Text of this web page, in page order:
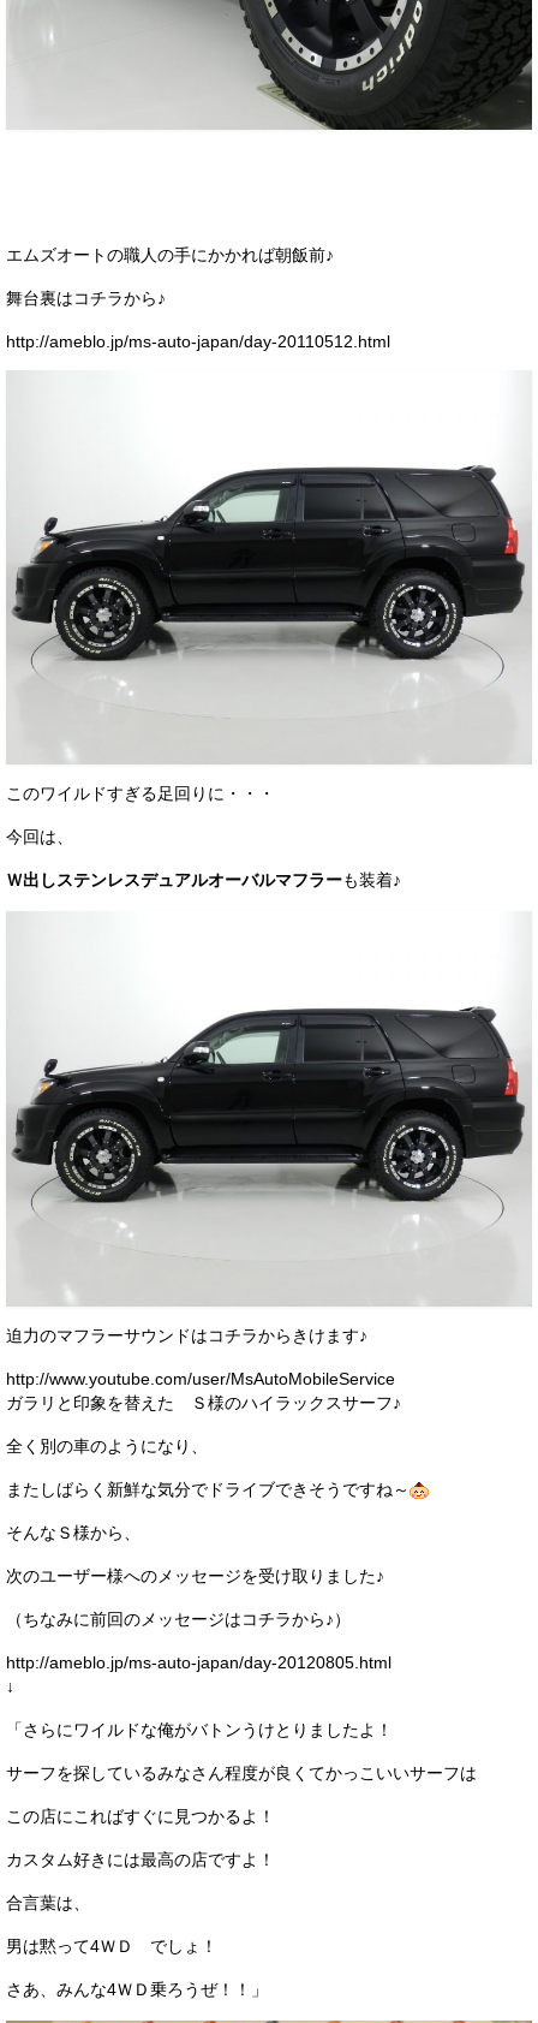
エムズオートの職人の手にかかれば朝飯前♪
舞台裏はコチラから♪
http://ameblo.jp/ms-auto-japan/day-20110512.html
このワイルドすぎる足回りに・・・
今回は、
Ｗ出しステンレスデュアルオーバルマフラーも装着♪
迫力のマフラーサウンドはコチラからきけます♪
http://www.youtube.com/user/MsAutoMobileService
ガラリと印象を替えた Ｓ様のハイラックスサーフ♪
全く別の車のようになり、
またしばらく新鮮な気分でドライブできそうですね～
そんなＳ様から、
次のユーザー様へのメッセージを受け取りました♪
（ちなみに前回のメッセージはコチラから♪）
http://ameblo.jp/ms-auto-japan/day-20120805.html
↓
「さらにワイルドな俺がバトンうけとりましたよ！
サーフを探しているみなさん程度が良くてかっこいいサーフは
この店にこればすぐに見つかるよ！
カスタム好きには最高の店ですよ！
合言葉は、
男は黙って4ＷＤ でしょ！
さあ、みんな4ＷＤ乗ろうぜ！！」